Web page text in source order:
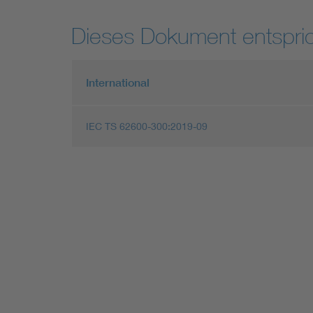
Dieses Dokument
International
IEC TS 62600-300:2019-09